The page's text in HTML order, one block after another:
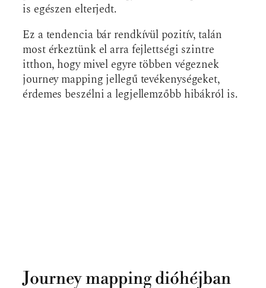
is egészen elterjedt.
Ez a tendencia bár rendkívül pozitív, talán
most érkeztünk el arra fejlettségi szintre
itthon, hogy mivel egyre többen végeznek
journey mapping jellegű tevékenységeket,
érdemes beszélni a legjellemzőbb hibákról is.
Journey mapping dióhéjban